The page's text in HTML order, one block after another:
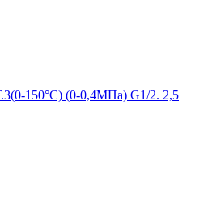
150°С) (0-0,4МПа) G1/2. 2,5